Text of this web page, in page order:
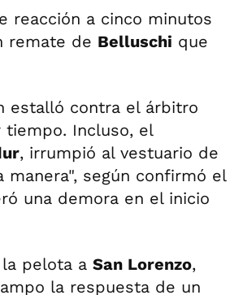
reacción a cinco minutos
remate de Belluschi que
estalló contra el árbitro
tiempo. Incluso, el
, irrumpió al vestuario de
según confirmó el
una demora en el inicio
pelota a San Lorenzo,
la respuesta de un